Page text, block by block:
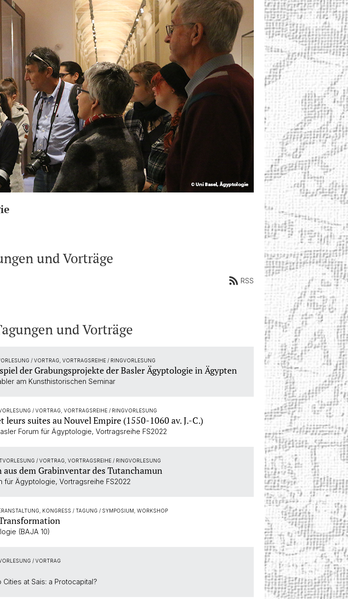
und Vorträge
RSS
und Vorträge
/ VORTRAG, VORTRAGSREIHE / RINGVORLESUNG
der Grabungsprojekte der Basler Ägyptologie in Ägypten
am Kunsthistorischen Seminar
/ VORTRAG, VORTRAGSREIHE / RINGVORLESUNG
suites au Nouvel Empire (1550-1060 av. J.-C.)
Forum für Ägyptologie, Vortragsreihe FS2022
/ VORTRAG, VORTRAGSREIHE / RINGVORLESUNG
dem Grabinventar des Tutanchamun
für Ägyptologie, Vortragsreihe FS2022
KONGRESS / TAGUNG / SYMPOSIUM, WORKSHOP
(BAJA 10)
/ VORTRAG
at Sais: a Protocapital?